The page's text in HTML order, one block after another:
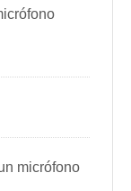
micrófono